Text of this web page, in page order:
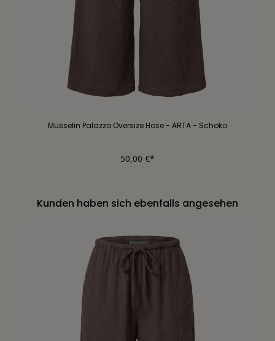
Musselin Palazzo Oversize Hose - ARTA - Schoko
50,00 €*
Kunden haben sich ebenfalls angesehen